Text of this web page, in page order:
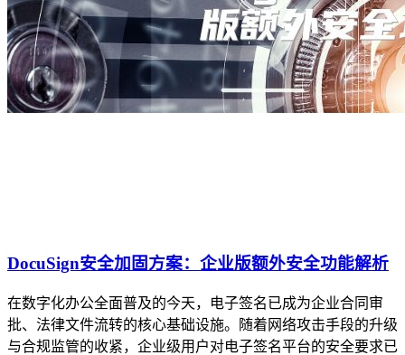
DocuSign安全加固方案：企业版额外安全功能解析
在数字化办公全面普及的今天，电子签名已成为企业合同审
批、法律文件流转的核心基础设施。随着网络攻击手段的升级
与合规监管的收紧，企业级用户对电子签名平台的安全要求已